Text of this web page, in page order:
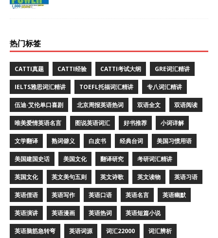
热门标签
CATTI真题 CATTI经验 CATTI考试大纲 GRE词汇精讲
IELTS雅思词汇精讲 TOEFL托福词汇精讲 专八词汇精讲
伍迪·艾伦单口喜剧 北京周报英语热词 双语全文 双语阅读
唯美爱情英语名言 图说英语词汇 好书推荐 小词详解
文学翻译 熟词僻义 白皮书 经典台词 美国习惯用语
美国建国史话 美国文化 翻译研究 考研词汇精讲
英国文化 英文美句五则 英文诗歌 英文读物 英语习语
英语俚语 英语写作 英语口语 英语名言 英语幽默
英语演讲 英语漫画 英语热词 英语短篇小说
英语脑筋急转弯 英语词源 词汇22000 词汇辨析